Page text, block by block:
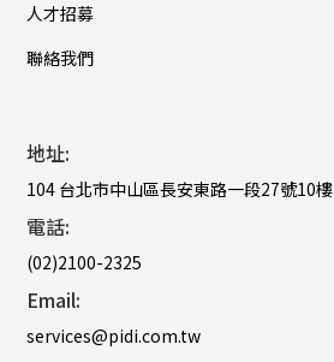
人才招募
聯絡我們
地址:
104 台北市中山區長安東路一段27號10樓
電話:
(02)2100-2325
Email:
services@pidi.com.tw